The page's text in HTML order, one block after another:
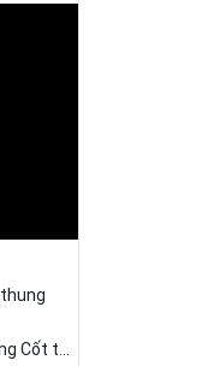
Cốt t...